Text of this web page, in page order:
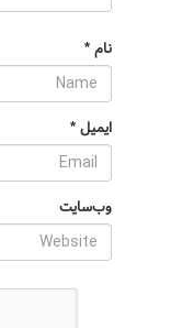
نام*
ایمیل*
وب‌سایت